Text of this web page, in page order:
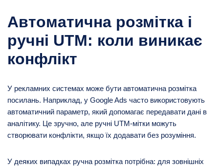
Автоматична розмітка і
ручні UTM: коли виникає
конфлікт
У рекламних системах може бути автоматична розмітка
посилань. Наприклад, у Google Ads часто використовують
автоматичний параметр, який допомагає передавати дані в
аналітику. Це зручно, але ручні UTM-мітки можуть
створювати конфлікти, якщо їх додавати без розуміння.
У деяких випадках ручна розмітка потрібна: для зовнішніх